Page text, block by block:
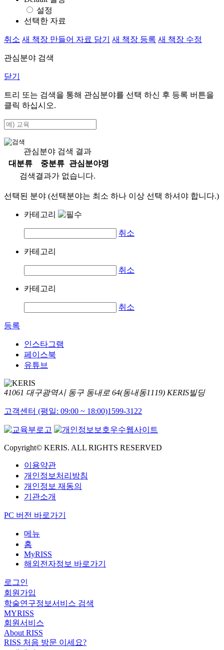
설정
선택한 자료
취소 새 책장 만들어 자료 담기 새 책장 등록 새 책장 수정
관심분야 검색
닫기
트리 또는 검색을 통해 관심분야를 선택 하신 후 등록 버튼을
클릭 하십시오.
관심분야 검색 결과
대분류
중분류
관심분야명
검색결과가 없습니다.
선택된 분야 (선택분야는 최소 하나 이상 선택 하셔야 합니다.)
카테고리
취소
카테고리
취소
카테고리
취소
등록
인스타그램
페이스북
유튜브
41061 대구광역시 동구 동내로 64(동내동1119) KERIS빌딩
고객센터 (평일: 09:00 ~ 18:00)1599-3122
Copyright© KERIS. ALL RIGHTS RESERVED
이용약관
개인정보처리방침
개인정보 재동의
기관소개
PC 버전 바로가기
메뉴
홈
MyRISS
해외전자정보 바로가기
로그인
회원가입
학술연구정보서비스 검색
MYRISS
회원서비스
About RISS
RISS 처음 방문 이세요?